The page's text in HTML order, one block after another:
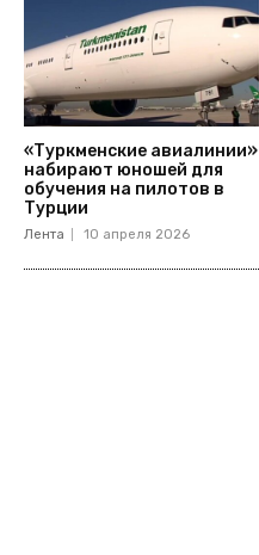
«Туркменские авиалинии»
набирают юношей для
обучения на пилотов в
Турции
Лента 10 апреля 2026